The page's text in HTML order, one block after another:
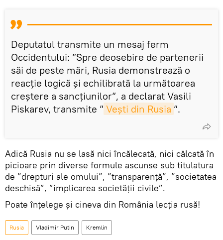
Deputatul transmite un mesaj ferm
Occidentului: ”Spre deosebire de partenerii
săi de peste mări, Rusia demonstrează o
reacție logică și echilibrată la următoarea
creștere a sancțiunilor”, a declarat Vasili
Piskarev, transmite ” Vești din Rusia ”.
Adică Rusia nu se lasă nici încălecată, nici călcată în
picioare prin diverse formule ascunse sub titulatura
de ”drepturi ale omului”, ”transparență”, ”societatea
deschisă”, ”implicarea societății civile”.
Poate înțelege și cineva din România lecția rusă!
Rusia Vladimir Putin Kremlin